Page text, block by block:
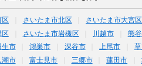
区 さいたま市北区 さいたま市大宮区
区
さいたま市岩槻区 川越市 熊
生市 鴻巣市 深谷市 上尾市
潮市 富士見市 三郷市 蓮田市